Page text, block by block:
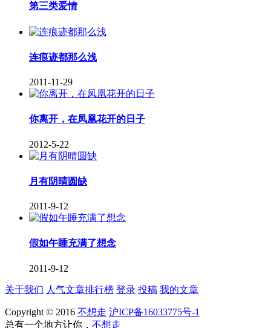
第三类爱情
连痕迹都那么浅
2011-11-29
你离开，在凤凰花开的日子
2012-5-22
月有阴晴圆缺
2011-9-12
假如午睡充满了想念
2011-9-12
关于我们 人气文章排行榜 登录 投稿 我的文章
Copyright © 2016 不想走 沪ICP备16033775号-1
总有一个地方让你， 不想走